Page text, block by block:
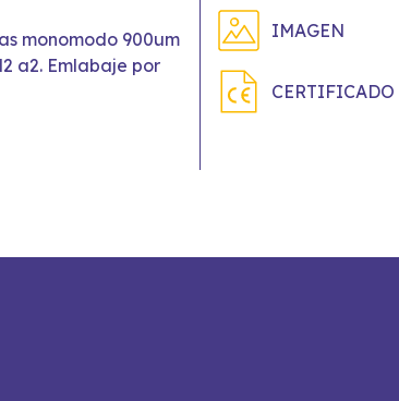
monomodo 900um
a2. Emlabaje por
IMAGEN
CERTIFICADO